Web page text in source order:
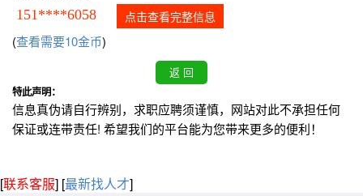
151****6058 点击查看完整信息
(查看需要10金币)
特此声明：
信息真伪请自行辨别，求职应聘须谨慎，网站对此不承担任何
保证或连带责任! 希望我们的平台能为您带来更多的便利！
[联系客服] [最新找人才]